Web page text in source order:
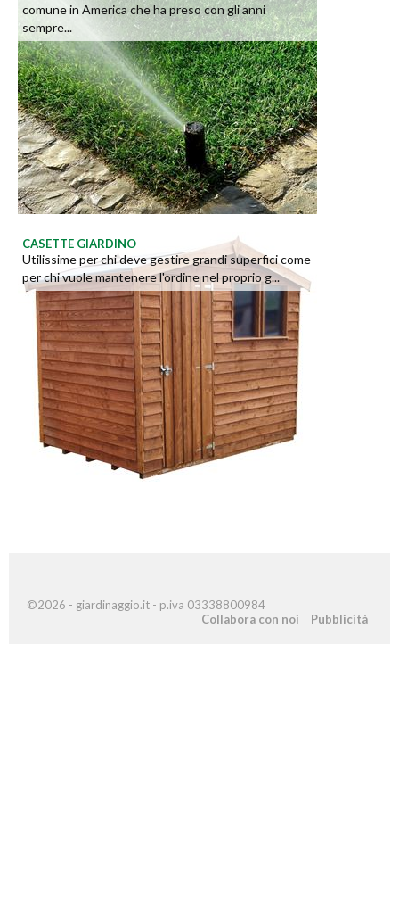
comune in America che ha preso con gli anni
sempre...
CASETTE GIARDINO
Utilissime per chi deve gestire grandi superfici come
per chi vuole mantenere l'ordine nel proprio g...
©2026 - giardinaggio.it - p.iva 03338800984
Collabora con noi
Pubblicità